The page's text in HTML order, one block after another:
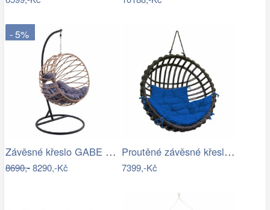
- 5%
Závěsné křeslo GABE Tempo Kondela
8690,-8290,-Kč
Proutěné závěsné křeslo Elis, hnědý rám…
7399,-Kč